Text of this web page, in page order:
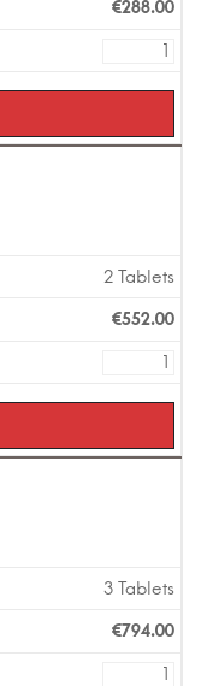
€288.00
2 Tablets
€552.00
3 Tablets
€794.00